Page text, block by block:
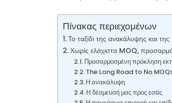
Πίνακας περιεχομένων
Το ταξίδι της ανακάλυψης και
Χωρίς ελάχιστα MOQ,
Προσαρμοσμένη πρόκληση
The Long Road to No
Η ανακάλυψη
Η δέσμευσή μας προς εσάς